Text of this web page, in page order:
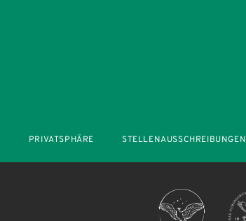
PRIVATSPHÄRE STELLENAUSSCHREIBUNGEN